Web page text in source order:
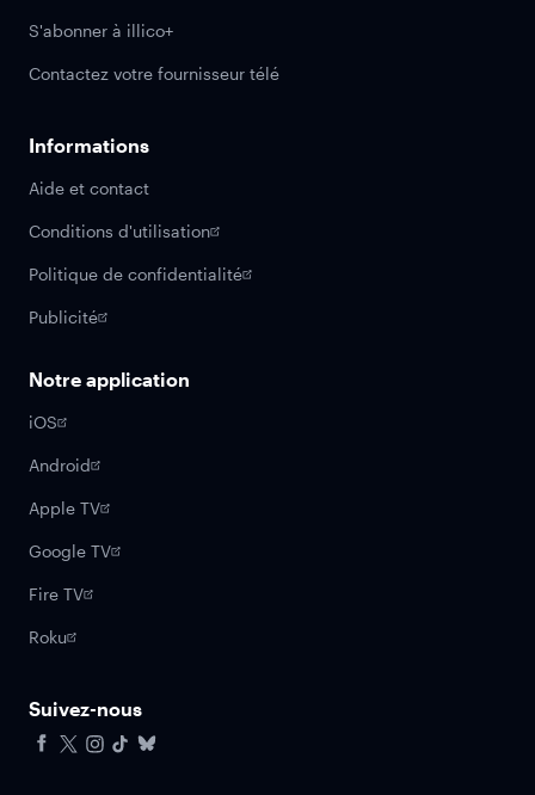
S'abonner à illico+
Contactez votre fournisseur télé
Informations
Aide et contact
Conditions d'utilisation
Politique de confidentialité
Publicité
Notre application
iOS
Android
Apple TV
Google TV
Fire TV
Roku
Suivez-nous